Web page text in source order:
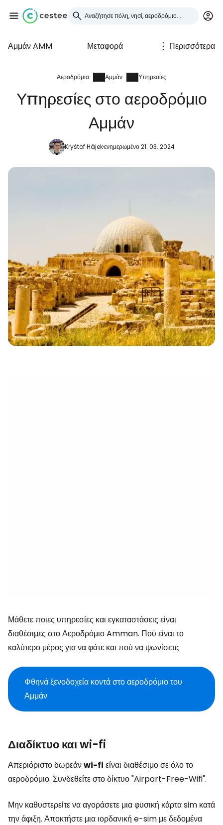
Αμμάν AMM Μεταφορά Περισσότερα
Αεροδρόμια Αμμάν Υπηρεσίες
Υπηρεσίες στο αεροδρόμιο
Αμμάν
Kryštof Hájekενημερωμένο 21. 03. 2024
Μάθετε ποιες υπηρεσίες και εγκαταστάσεις είναι
διαθέσιμες στο Αεροδρόμιο Amman. Πού είναι το
καλύτερο μέρος για να φάτε και πού να ψωνίσετε;
Φθηνά ξενοδοχεία κοντά στο αεροδρόμιο του
Αμμάν
Διαδίκτυο και wi-fi
Απεριόριστο δωρεάνwi-fi είναι διαθέσιμο σε όλο το
αεροδρόμιο. Συνδεθείτε στο δίκτυο "Airport-Free-Wifi".
Μην καθυστερείτε να αγοράσετε μια φυσική κάρτα sim κατά
την άφιξη. Αποκτήστε μια ιορδανική e-sim με δεδομένα
Συνδεθείτε στο Cestee
... η παγκόσμια ταξιδιωτική κοινότητα
Συνεχίστε με την Google
Συνεχίστε με το Facebook